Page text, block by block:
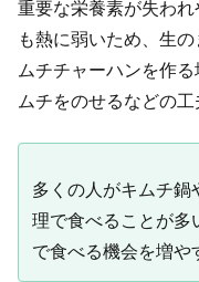
重要な栄養素が失わ
も熱に弱いため、生
ムチチャーハンを作
ムチをのせるなどの工
多くの人がキムチ鍋
理で食べることが多
で食べる機会を増や